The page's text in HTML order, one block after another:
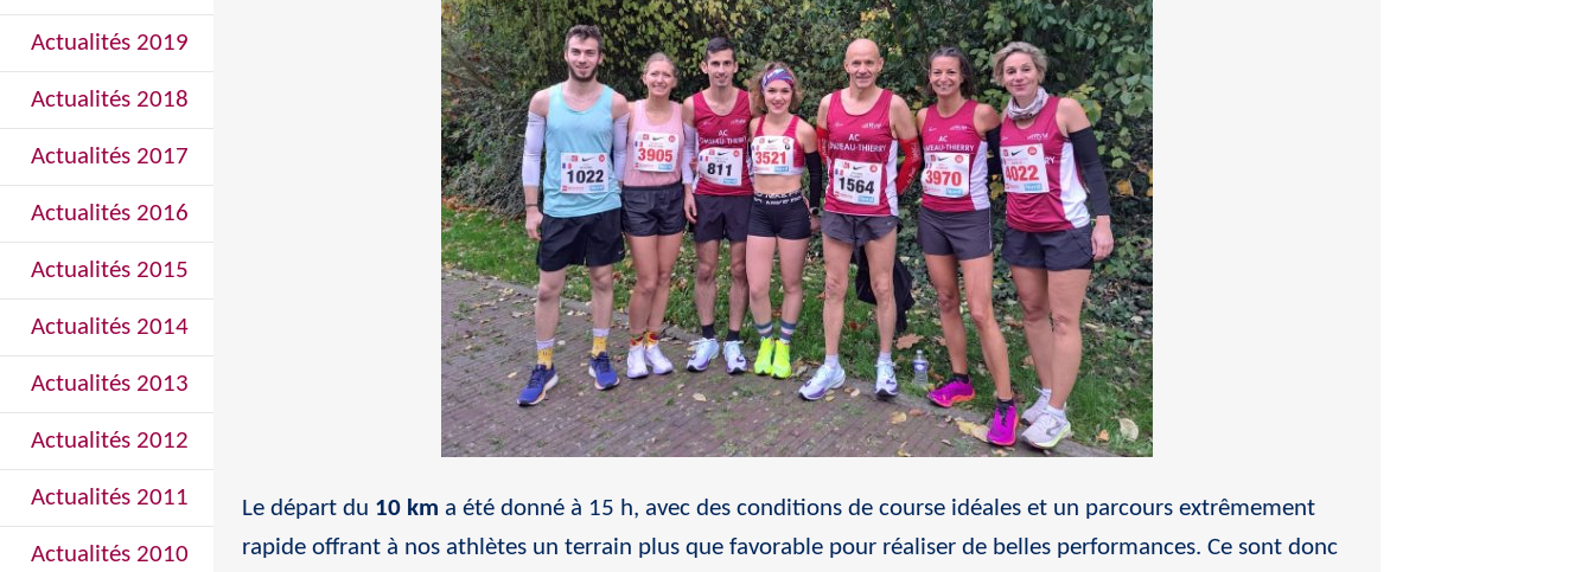
Le départ du 10 km a été donné à 15 h, avec des conditions de course idéales et un parcours extrêmement
rapide offrant à nos athlètes un terrain plus que favorable pour réaliser de belles performances. Ce sont donc
Actualités 2019
Actualités 2018
Actualités 2017
Actualités 2016
Actualités 2015
Actualités 2014
Actualités 2013
Actualités 2012
Actualités 2011
Actualités 2010